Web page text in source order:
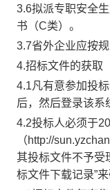
3.6拟派专职安全
书（C类）。
3.7省外企业应按
4.招标文件的获取
4.1凡有意参加投
后，然后登录该系
4.2投标人必须于
（http://
其投标文件不予受
标文件下载记录”